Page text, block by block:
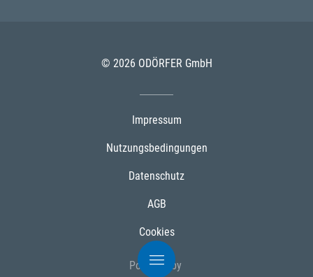
© 2026 ODÖRFER GmbH
Impressum
Nutzungsbedingungen
Datenschutz
AGB
Cookies
Powered by